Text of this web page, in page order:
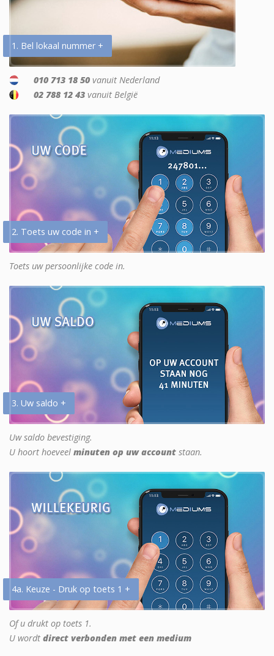
1. Bel lokaal nummer +
010 713 18 50 vanuit Nederland
02 788 12 43 vanuit België
2. Toets uw code in +
Toets uw persoonlijke code in.
3. Uw saldo +
Uw saldo bevestiging.
U hoort hoeveel minuten op uw account staan.
4a. Keuze - Druk op toets 1 +
Of u drukt op toets 1.
U wordt direct verbonden met een medium